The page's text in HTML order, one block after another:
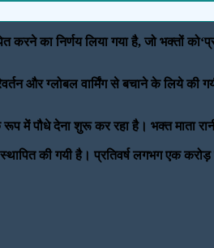
करने का निर्णय लिया गया है, जो भक्तों
और ग्लोबल वार्मिंग से बचाने के लिये
रूप में पौधे देना शुरू कर रहा है। भक्त
की गयी है। प्रतिवर्ष लगभग एक